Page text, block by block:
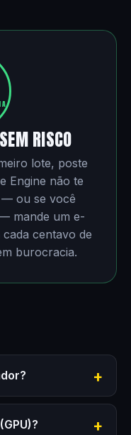
RISCO
lote, poste
Engine não te
— ou se você
mande um e-
centavo de
burocracia.